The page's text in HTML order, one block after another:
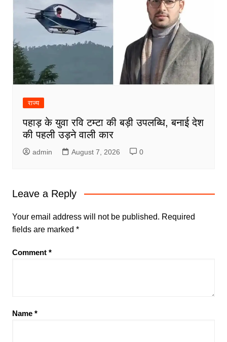
राज्य
पहाड़ के युवा रवि टम्टा की बड़ी उपलब्धि, बनाई देश
की पहली उड़ने वाली कार
admin August 7, 2026 0
Leave a Reply
Your email address will not be published. Required
fields are marked *
Comment *
Name *